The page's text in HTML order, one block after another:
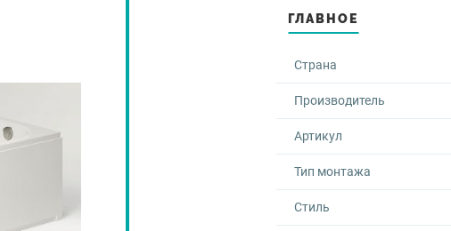
ГЛАВНОЕ
Страна
Производитель
Артикул
Тип монтажа
Стиль